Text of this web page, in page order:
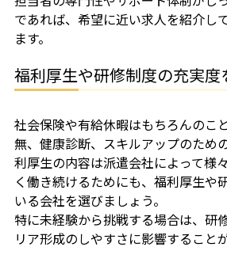
であれば、希望に近い求人を紹介し
ます。
福利厚生や研修制度の充実度
社会保険や有給休暇はもちろんのこ
無、健康診断、スキルアップのため
利厚生の内容は派遣会社によって様
く働き続けるためにも、福利厚生や
いる会社を選びましょう。
特に未経験から挑戦する場合は、研
リア形成のしやすさに影響すること